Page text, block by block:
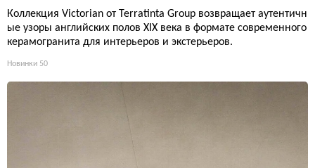
Коллекция Victorian от Terratinta Group возвращает аутентичн
ые узоры английских полов XIX века в формате современного
керамогранита для интерьеров и экстерьеров.
Новинки 50